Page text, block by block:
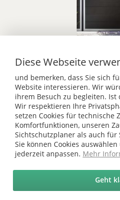
Grundpreis:
Ab 75 €
Service Hotline
Diese Webseite
und bemerken, dass Sie sich
Website interessieren. Wir
ihrem Besuch zu begleiten. Ist
Wir respektieren Ihre
setzen Cookies für technische
Komfortfunktionen, unseren
Sichtschutzplaner als auch
Sie können Cookies
jederzeit anpassen. Mehr
Geht